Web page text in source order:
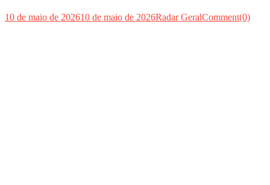
10 de maio de 202610 de maio de 2026Radar GeralComment(0)